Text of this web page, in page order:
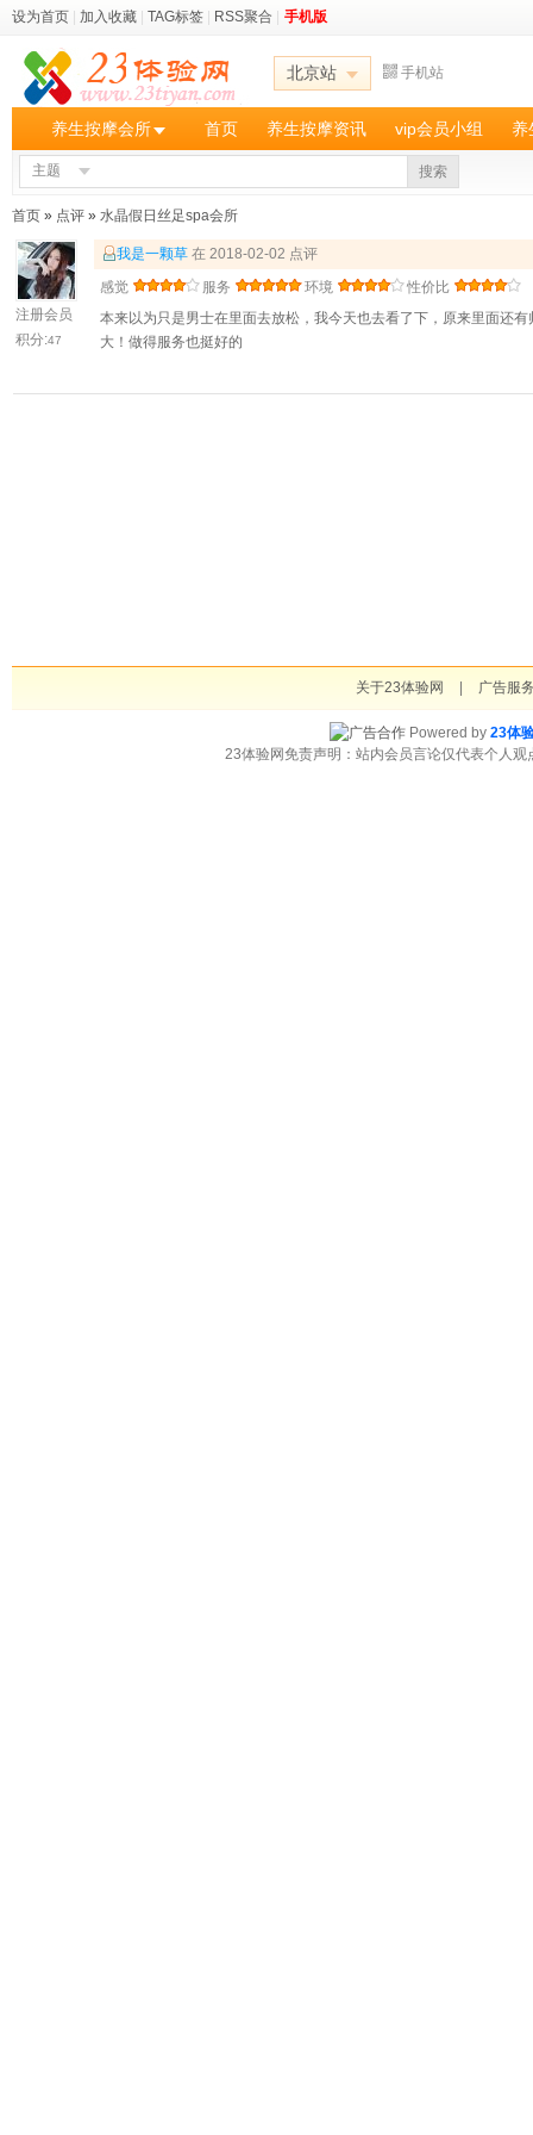
设为首页 加入收藏 TAG标签 RSS聚合 手机版
北京站 手机站
养生按摩会所 首页 养生按摩资讯 vip会员小组 养
主题 搜索
首页 » 点评 » 水晶假日丝足spa会所
注册会员
积分:47
我是一颗草 在 2018-02-02 点评
感觉
服务 环境
性价比
本来以为只是男士在里面去放松，我今天也去看了下，原来里面还
大！做得服务也挺好的
关于23体验网 广告服
Powered by 23体
23体验网免责声明：站内会员言论仅代表个人